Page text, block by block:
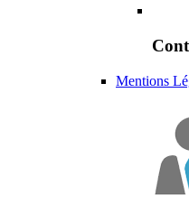
Mentions